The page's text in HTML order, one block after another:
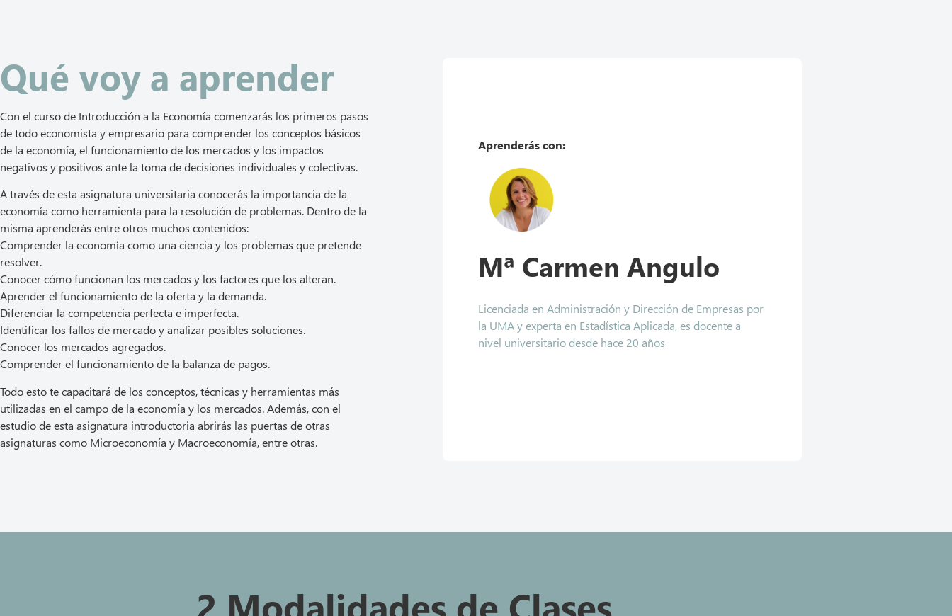
Qué voy a aprender
Con el curso de Introducción a la Economía comenzarás los primeros pasos
de todo economista y empresario para comprender los conceptos básicos
de la economía, el funcionamiento de los mercados y los impactos
negativos y positivos ante la toma de decisiones individuales y colectivas.
A través de esta asignatura universitaria conocerás la importancia de la
economía como herramienta para la resolución de problemas. Dentro de la
misma aprenderás entre otros muchos contenidos:
Comprender la economía como una ciencia y los problemas que pretende
resolver.
Conocer cómo funcionan los mercados y los factores que los alteran.
Aprender el funcionamiento de la oferta y la demanda.
Diferenciar la competencia perfecta e imperfecta.
Identificar los fallos de mercado y analizar posibles soluciones.
Conocer los mercados agregados.
Comprender el funcionamiento de la balanza de pagos.
Todo esto te capacitará de los conceptos, técnicas y herramientas más
utilizadas en el campo de la economía y los mercados. Además, con el
estudio de esta asignatura introductoria abrirás las puertas de otras
asignaturas como Microeconomía y Macroeconomía, entre otras.
Aprenderás con:
Mª Carmen Angulo
Licenciada en Administración y Dirección de Empresas por
la UMA y experta en Estadística Aplicada, es docente a
nivel universitario desde hace 20 años
2 Modalidades de Clases